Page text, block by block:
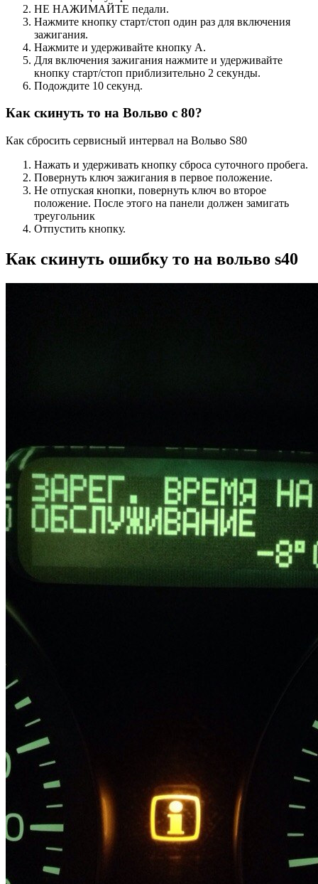
НЕ НАЖИМАЙТЕ педали.
Нажмите кнопку старт/стоп один раз для включения
зажигания.
Нажмите и удерживайте кнопку A.
Для включения зажигания нажмите и удерживайте
кнопку старт/стоп приблизительно 2 секунды.
Подождите 10 секунд.
Как скинуть то на Вольво с 80?
Как сбросить сервисный интервал на Вольво S80
Нажать и удерживать кнопку сброса суточного пробега.
Повернуть ключ зажигания в первое положение.
Не отпуская кнопки, повернуть ключ во второе
положение. После этого на панели должен замигать
треугольник
Отпустить кнопку.
Как скинуть ошибку то на вольво s40